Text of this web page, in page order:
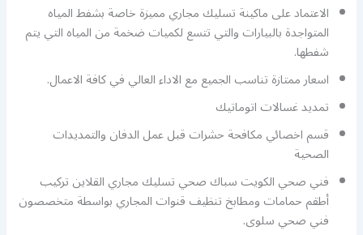
الاعتماد على ماكينة تسليك مجاري مميزة خاصة بشفط المياه
المتواجدة بالبيارات والتي تتسع لكميات ضخمة من المياه التي يتم
شفطها.
اسعار ممتازة تناسب الجميع مع الاداء العالي في كافة الاعمال.
تمديد غسالات اتوماتيك
قسم اخصائي مكافحة حشرات قبل عمل الدفان والتمديدات
الصحية
فني صحي الكويت سباك صحي تسليك مجاري القلاين تركيب
أطقم حمامات ومطابخ تنظيف قنوات المجاري بواسطة متخصصون
فني صحي سلوى.